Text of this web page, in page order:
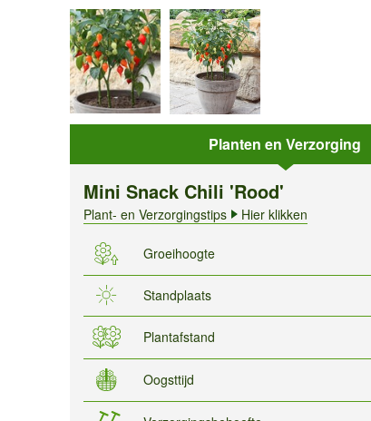
Planten en Verzorging
Mini Snack Chili 'Rood'
Plant- en Verzorgingstips Hier klikken
Groeihoogte
Standplaats
Plantafstand
Oogsttijd